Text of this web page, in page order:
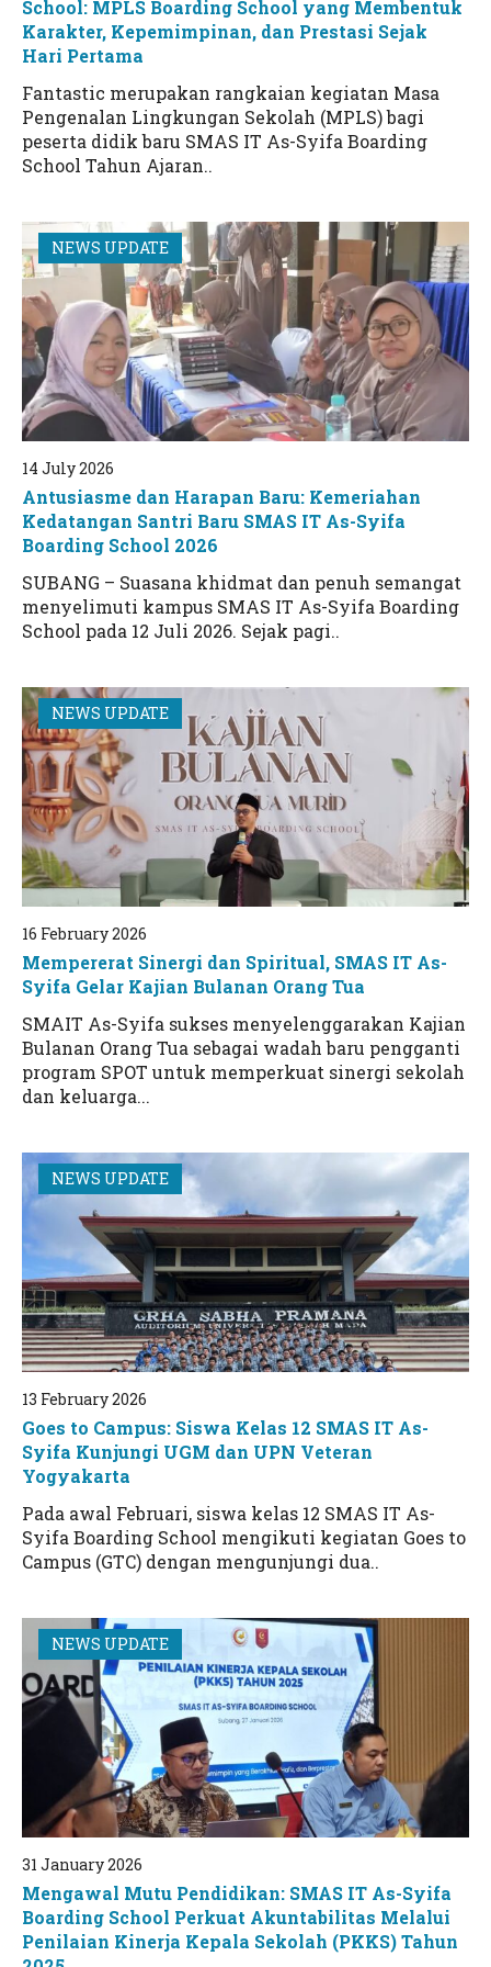
School: MPLS Boarding School yang Membentuk
Karakter, Kepemimpinan, dan Prestasi Sejak
Hari Pertama
Fantastic merupakan rangkaian kegiatan Masa
Pengenalan Lingkungan Sekolah (MPLS) bagi
peserta didik baru SMAS IT As-Syifa Boarding
School Tahun Ajaran..
NEWS UPDATE
14 July 2026
Antusiasme dan Harapan Baru: Kemeriahan
Kedatangan Santri Baru SMAS IT As-Syifa
Boarding School 2026
SUBANG – Suasana khidmat dan penuh semangat
menyelimuti kampus SMAS IT As-Syifa Boarding
School pada 12 Juli 2026. Sejak pagi..
NEWS UPDATE
16 February 2026
Mempererat Sinergi dan Spiritual, SMAS IT As-
Syifa Gelar Kajian Bulanan Orang Tua
SMAIT As-Syifa sukses menyelenggarakan Kajian
Bulanan Orang Tua sebagai wadah baru pengganti
program SPOT untuk memperkuat sinergi sekolah
dan keluarga...
NEWS UPDATE
13 February 2026
Goes to Campus: Siswa Kelas 12 SMAS IT As-
Syifa Kunjungi UGM dan UPN Veteran
Yogyakarta
Pada awal Februari, siswa kelas 12 SMAS IT As-
Syifa Boarding School mengikuti kegiatan Goes to
Campus (GTC) dengan mengunjungi dua..
NEWS UPDATE
31 January 2026
Mengawal Mutu Pendidikan: SMAS IT As-Syifa
Boarding School Perkuat Akuntabilitas Melalui
Penilaian Kinerja Kepala Sekolah (PKKS) Tahun